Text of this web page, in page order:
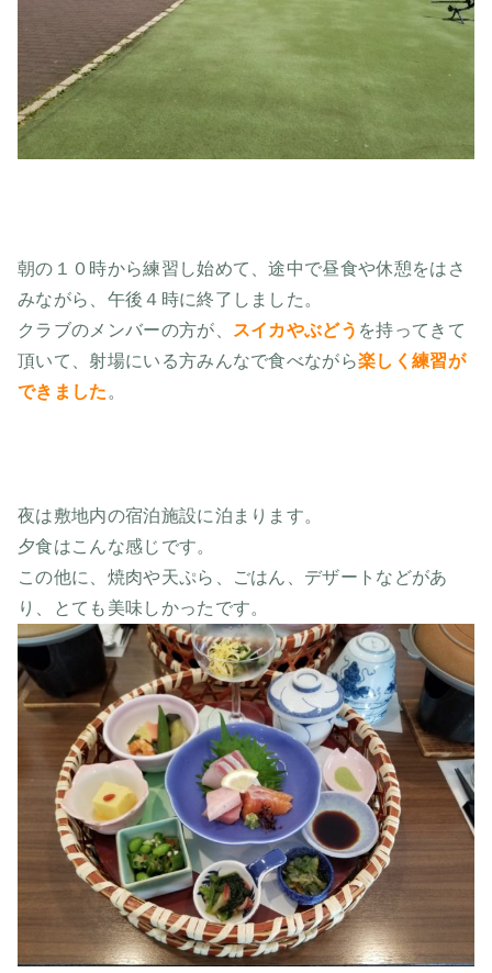
朝の１０時から練習し始めて、途中で昼食や休憩をはさ
みながら、午後４時に終了しました。
クラブのメンバーの方が、
スイカやぶどう を持ってきて
頂いて、射場にいる方みんなで食べながら楽しく練習が
できました 。
夜は敷地内の宿泊施設に泊まります。
夕食はこんな感じです。
この他に、焼肉や天ぷら、ごはん、デザートなどがあ
り、とても美味しかったです。